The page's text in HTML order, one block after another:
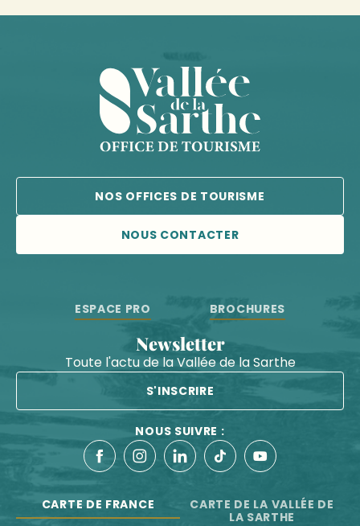
NOS OFFICES DE TOURISME
NOUS CONTACTER
ESPACE PRO BROCHURES
Newsletter
Toute l'actu de la Vallée de la Sarthe
S'INSCRIRE
NOUS SUIVRE :
CARTE DE FRANCE
CARTE DE LA VALLÉE DE
LA SARTHE